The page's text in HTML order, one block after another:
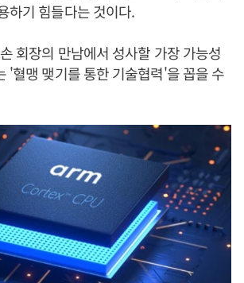
하기 힘들다는 것이다.
회장의 만남에서 성사할 가장 가능성
'혈맹 맺기를 통한 기술협력'을 꼽을 수